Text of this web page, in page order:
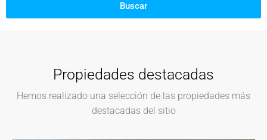
Buscar
Propiedades destacadas
Hemos realizado una selección de las propiedades más
destacadas del sitio